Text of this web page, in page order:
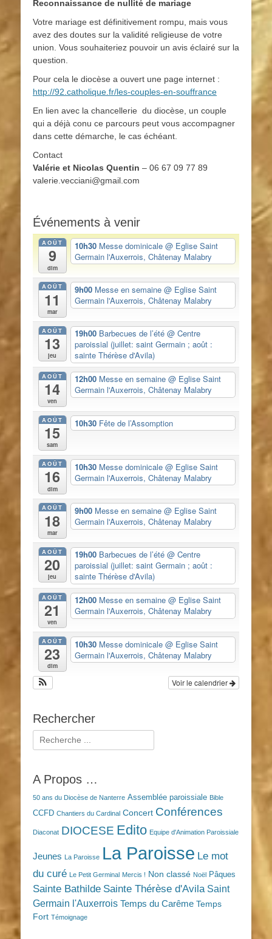
Reconnaissance de nullité de mariage
Votre mariage est définitivement rompu, mais vous
avez des doutes sur la validité religieuse de votre
union. Vous souhaiteriez pouvoir un avis éclairé sur la
question.
Pour cela le diocèse a ouvert une page internet :
http://92.catholique.fr/les-couples-en-souffrance
En lien avec la chancellerie du diocèse, un couple
qui a déjà conu ce parcours peut vous accompagner
dans cette démarche, le cas échéant.
Contact
Valérie et Nicolas Quentin – 06 67 09 77 89
valerie.vecciani@gmail.com
Événements à venir
AOÛT
9
dim
10h30 Messe dominicale @ Eglise Saint
Germain l'Auxerrois, Châtenay Malabry
AOÛT
11
mar
9h00 Messe en semaine @ Eglise Saint
Germain l'Auxerrois, Châtenay Malabry
AOÛT
13
jeu
19h00 Barbecues de l’été @ Centre
paroissial (juillet: saint Germain ; août :
sainte Thérèse d'Avila)
AOÛT
14
ven
12h00 Messe en semaine @ Eglise Saint
Germain l'Auxerrois, Châtenay Malabry
AOÛT
15
sam
10h30 Fête de l’Assomption
AOÛT
16
dim
10h30 Messe dominicale @ Eglise Saint
Germain l'Auxerrois, Châtenay Malabry
AOÛT
18
mar
9h00 Messe en semaine @ Eglise Saint
Germain l'Auxerrois, Châtenay Malabry
AOÛT
20
jeu
19h00 Barbecues de l’été @ Centre
paroissial (juillet: saint Germain ; août :
sainte Thérèse d'Avila)
AOÛT
21
ven
12h00 Messe en semaine @ Eglise Saint
Germain l'Auxerrois, Châtenay Malabry
AOÛT
23
dim
10h30 Messe dominicale @ Eglise Saint
Germain l'Auxerrois, Châtenay Malabry
Voir le calendrier
Rechercher
Rechercher :
A Propos …
50 ans du Diocèse de Nanterre Assemblée paroissiale Bible
CCFD Chantiers du Cardinal Concert Conférences
Diaconat DIOCESE Edito Equipe d'Animation Paroissiale
Jeunes La Paroisse La Paroisse Le mot
du curé Le Petit Germinal Mercis ! Non classé Noël Pâques
Sainte Bathilde Sainte Thérèse d'Avila Saint
Germain l'Auxerrois Temps du Carême Temps
Fort Témoignage